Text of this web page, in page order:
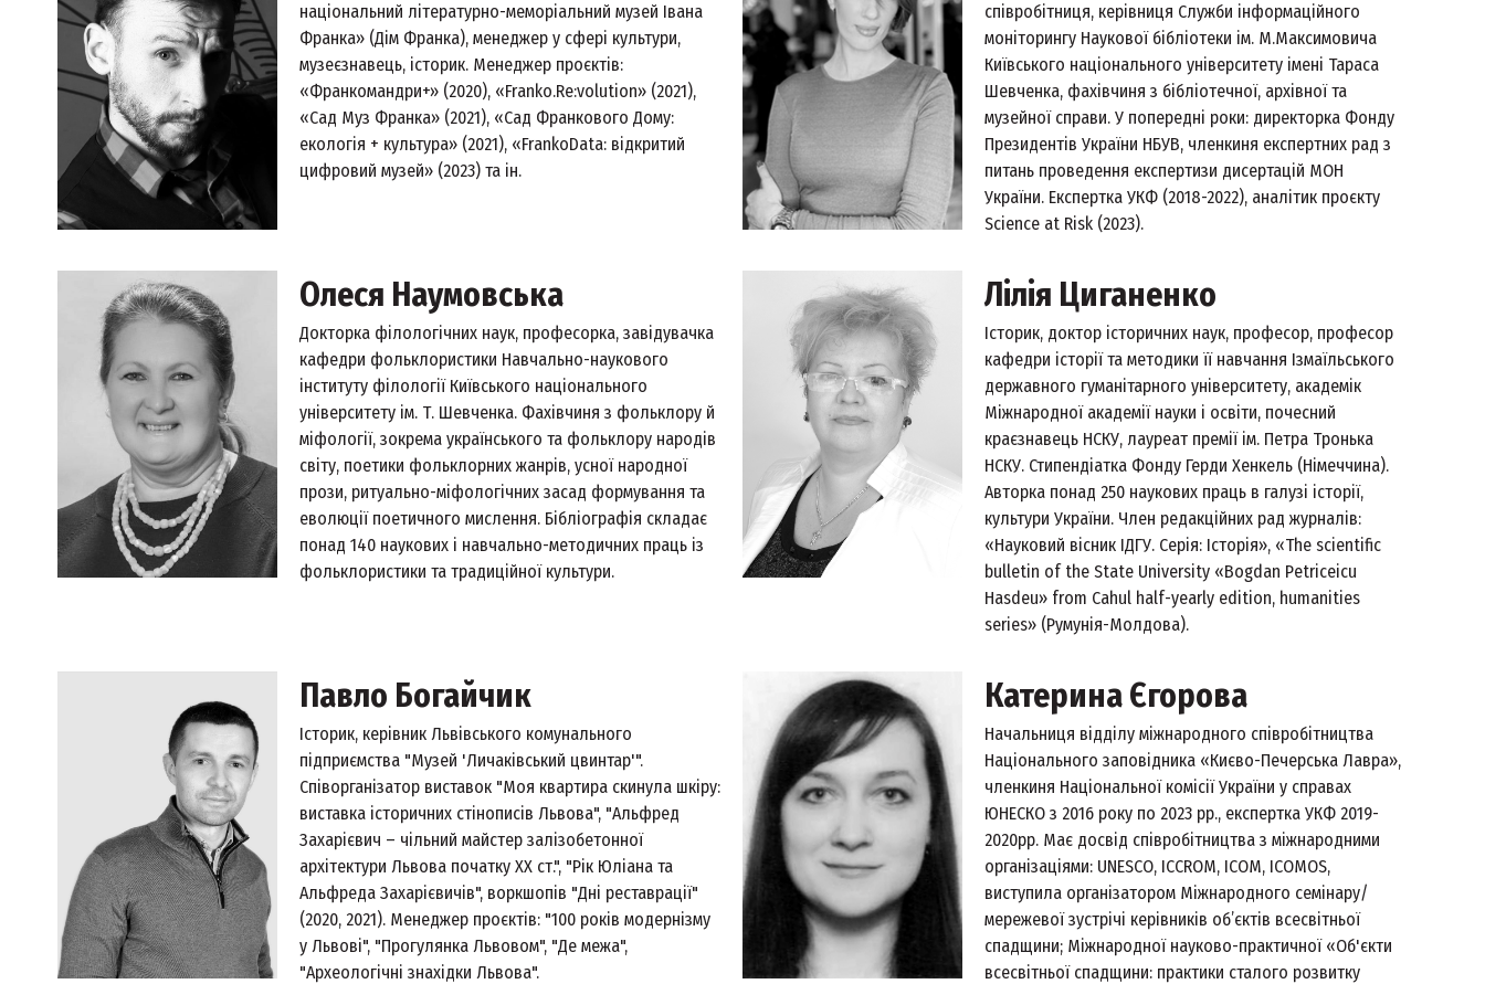
національний літературно-меморіальний музей Івана
Франка» (Дім Франка), менеджер у сфері культури,
музеєзнавець, історик. Менеджер проєктів:
«Франкомандри+» (2020), «Franko.Re:volution» (2021),
«Сад Муз Франка» (2021), «Сад Франкового Дому:
екологія + культура» (2021), «FrankoData: відкритий
цифровий музей» (2023) та ін.
співробітниця, керівниця Служби інформаційного
моніторингу Наукової бібліотеки ім. М.Максимовича
Київського національного університету імені Тараса
Шевченка, фахівчиня з бібліотечної, архівної та
музейної справи. У попередні роки: директорка Фонду
Президентів України НБУВ, членкиня експертних рад з
питань проведення експертизи дисертацій МОН
України. Експертка УКФ (2018-2022), аналітик проєкту
Science at Risk (2023).
Олеся Наумовська
Докторка філологічних наук, професорка, завідувачка
кафедри фольклористики Навчально-наукового
інституту філології Київського національного
університету ім. Т. Шевченка. Фахівчиня з фольклору й
міфології, зокрема українського та фольклору народів
світу, поетики фольклорних жанрів, усної народної
прози, ритуально-міфологічних засад формування та
еволюції поетичного мислення. Бібліографія складає
понад 140 наукових і навчально-методичних праць із
фольклористики та традиційної культури.
Лілія Циганенко
Історик, доктор історичних наук, професор, професор
кафедри історії та методики її навчання Ізмаїльського
державного гуманітарного університету, академік
Міжнародної академії науки і освіти, почесний
краєзнавець НСКУ, лауреат премії ім. Петра Тронька
НСКУ. Стипендіатка Фонду Герди Хенкель (Німеччина).
Авторка понад 250 наукових праць в галузі історії,
культури України. Член редакційних рад журналів:
«Науковий вісник ІДГУ. Серія: Історія», «The scientific
bulletin of the State University «Bogdan Petriceicu
Hasdeu» from Cahul half-yearly edition, humanities
series» (Румунія-Молдова).
Павло Богайчик
Історик, керівник Львівського комунального
підприємства "Музей 'Личаківський цвинтар'".
Співорганізатор виставок "Моя квартира скинула шкіру:
виставка історичних стінописів Львова", "Альфред
Захарієвич – чільний майстер залізобетонної
архітектури Львова початку ХХ ст.", "Рік Юліана та
Альфреда Захарієвичів", воркшопів "Дні реставрації"
(2020, 2021). Менеджер проєктів: "100 років модернізму
у Львові", "Прогулянка Львовом", "Де межа",
"Археологічні знахідки Львова".
Катерина Єгорова
Начальниця відділу міжнародного співробітництва
Національного заповідника «Києво-Печерська Лавра»,
членкиня Національної комісії України у справах
ЮНЕСКО з 2016 року по 2023 рр., експертка УКФ 2019-
2020рр. Має досвід співробітництва з міжнародними
організаціями: UNESCO, ICCROM, ICOM, ICOMOS,
виступила організатором Mіжнародного семінару/
мережевої зустрічі керівників об’єктів всесвітньої
спадщини; Міжнародної науково-практичної «Об'єкти
всесвітньої спадщини: практики сталого розвитку